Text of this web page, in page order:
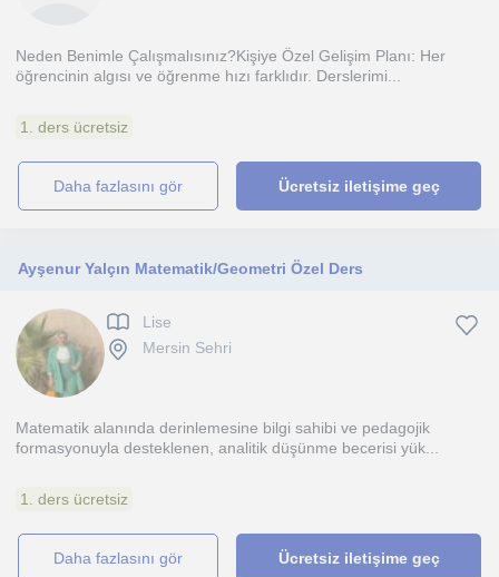
Neden Benimle Çalışmalısınız?Kişiye Özel Gelişim Planı: Her
öğrencinin algısı ve öğrenme hızı farklıdır. Derslerimi...
1. ders ücretsiz
daha fazlasını gör Ücretsiz iletişime geç
Ayşenur Yalçın Matematik/Geometri Özel Ders
Lise
Mersin Sehri
Matematik alanında derinlemesine bilgi sahibi ve pedagojik
formasyonuyla desteklenen, analitik düşünme becerisi yük...
1. ders ücretsiz
daha fazlasını gör Ücretsiz iletişime geç